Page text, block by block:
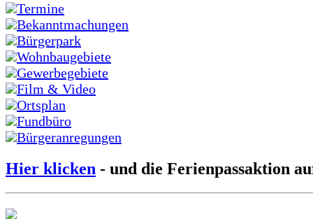
Termine
Bekanntmachungen
Bürgerpark
Wohnbaugebiete
Gewerbegebiete
Film & Video
Ortsplan
Fundbüro
Bürgeranregungen
Hier klicken - und die Ferienpassaktion